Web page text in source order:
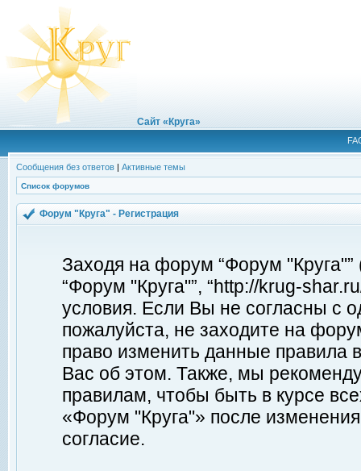
Сайт «Круга»
Сообщения без ответов | Активные темы
Список форумов
Форум "Круга" - Регистрация
Заходя на форум “Форум
“Форум "Круга"”, “http://krug-
условия. Если Вы не согласны с
пожалуйста, не заходите на
право изменить данные правила
Вас об этом. Также, мы
правилам, чтобы быть в курсе
«Форум "Круга"» после
согласие.